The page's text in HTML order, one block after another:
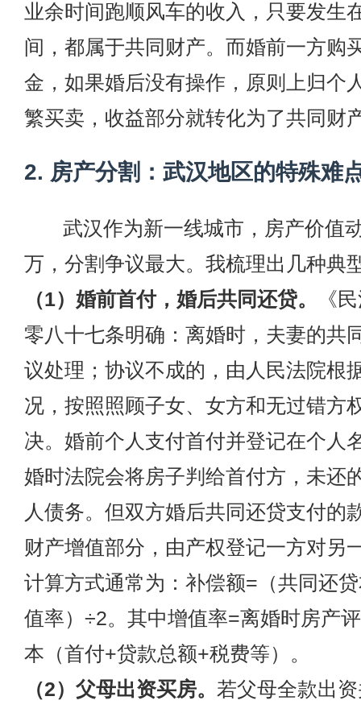
业余时间跑顺风车的收入，只要发生
间，都属于共同财产。而婚前一方购
金，如果婚后没有操作，原则上归个
繁买卖，收益部分就转化为了共同财
2. 房产分割：武汉地区的特殊难
武汉作为新一线城市，房产价值
万，分割争议最大。我梳理出几种典
（1）婚前首付，婚后共同还贷。
《
零八十七条明确：离婚时，夫妻的共
议处理；协议不成的，由人民法院根
况，按照照顾子女、女方和无过错方
决。婚前个人支付首付并登记在个人
婚时法院会将房子判给首付方，未还
人债务。但双方婚后共同还贷支付的
财产增值部分，由产权登记一方对另
计算方式通常为：补偿额=（共同还
值率）÷2。其中增值率=离婚时房产
本（首付+贷款总额+税费等）。
（2）父母出资买房。 若父母全款出